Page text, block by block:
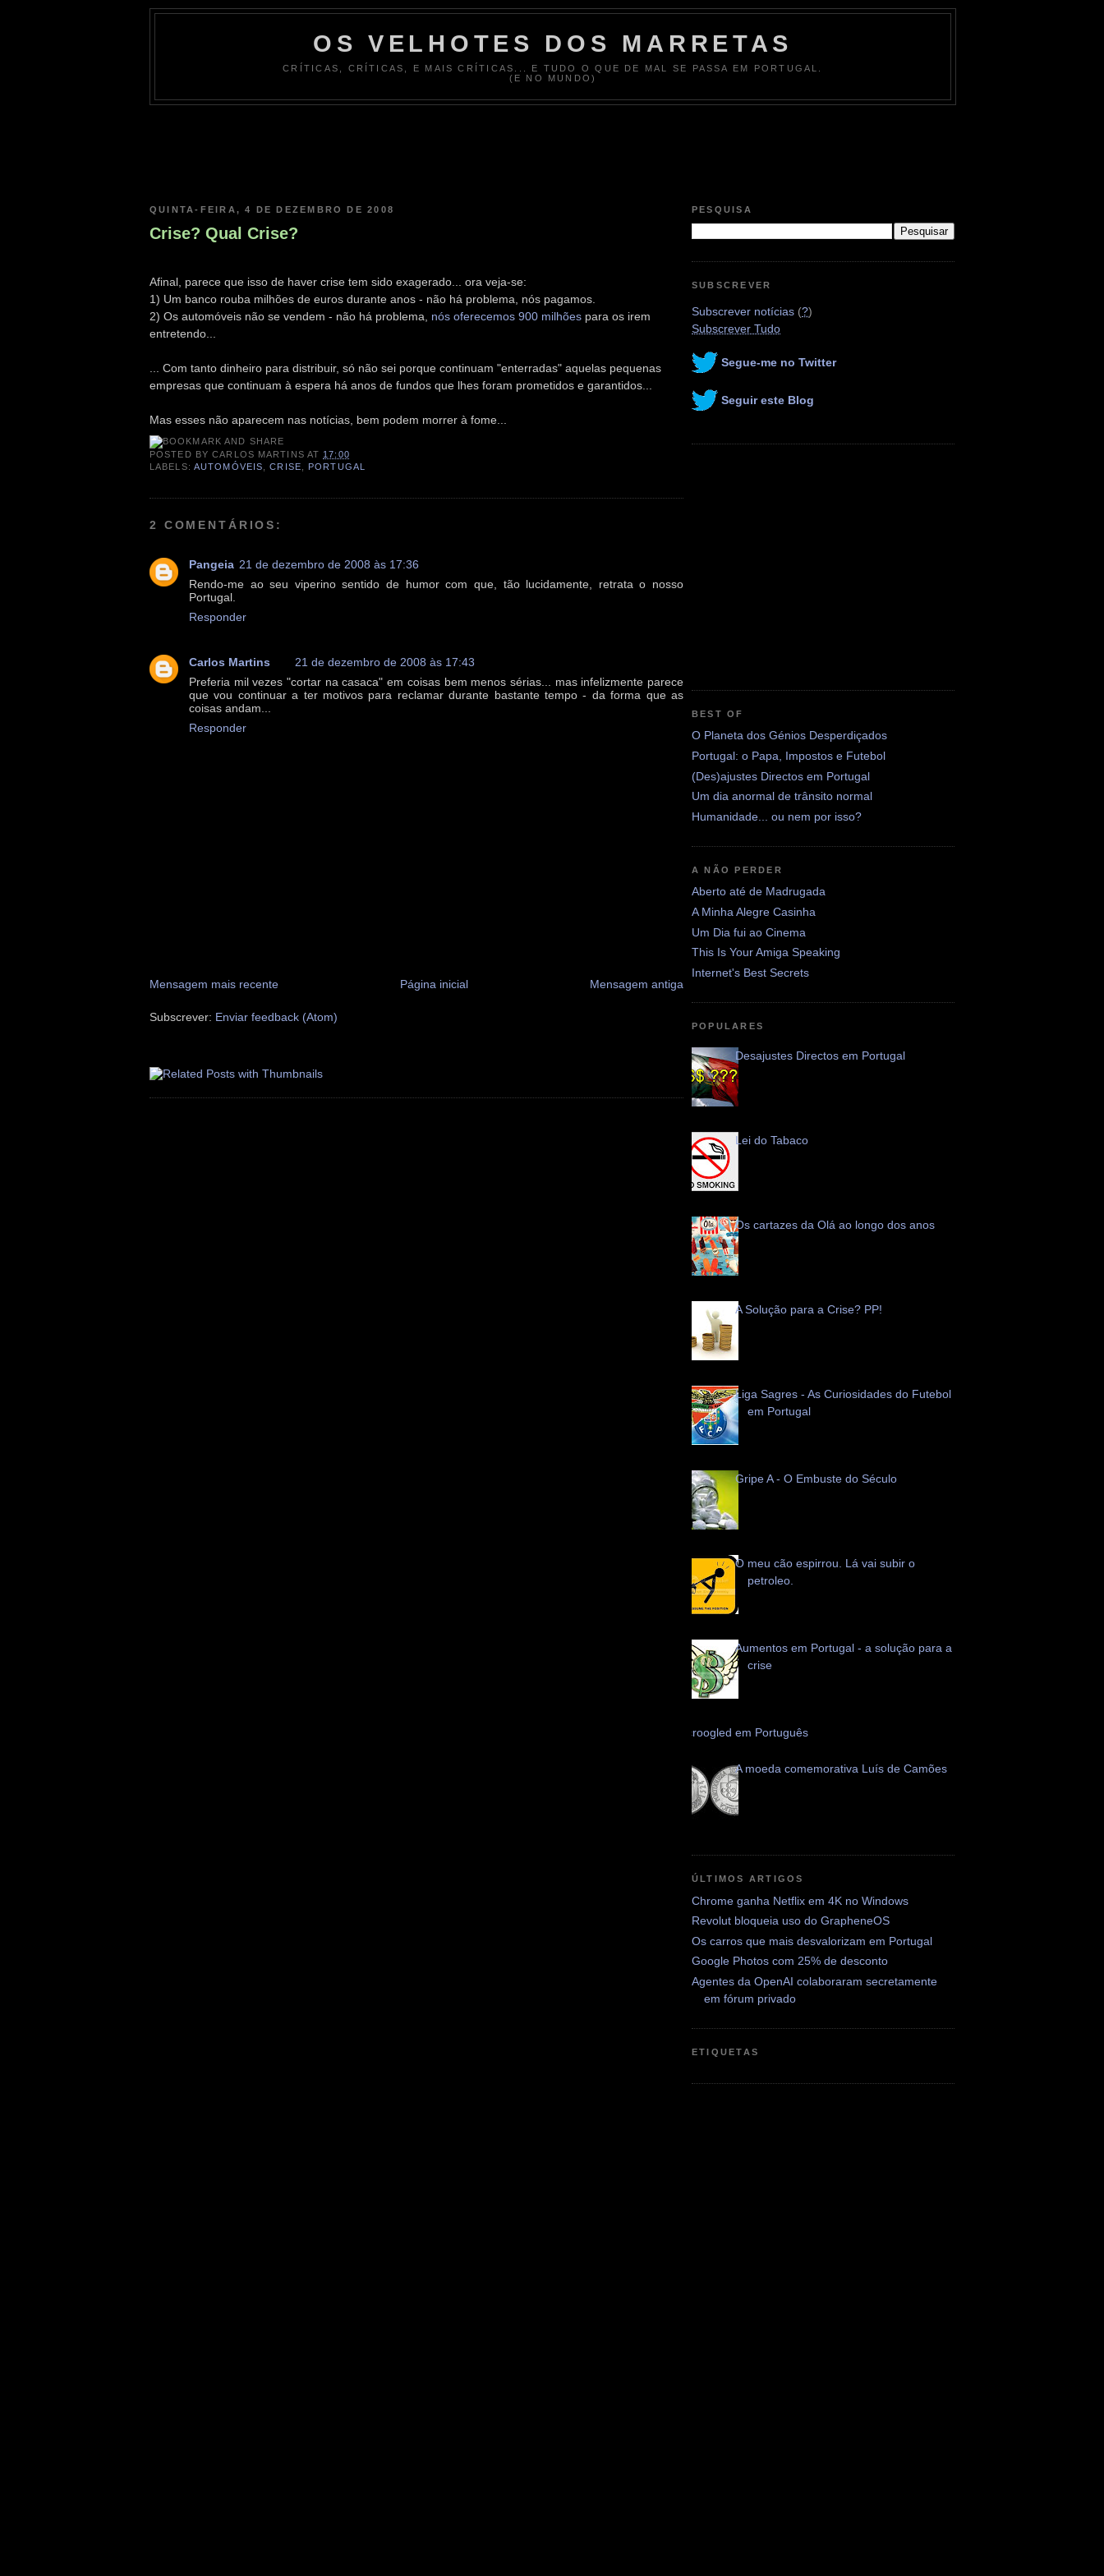
OS VELHOTES DOS MARRETAS
CRÍTICAS, CRÍTICAS, E MAIS CRÍTICAS... E TUDO O QUE DE MAL SE PASSA EM PORTUGAL.
(E NO MUNDO)
QUINTA-FEIRA, 4 DE DEZEMBRO DE 2008
Crise? Qual Crise?
Afinal, parece que isso de haver crise tem sido exagerado... ora veja-se:
1) Um banco rouba milhões de euros durante anos - não há problema, nós pagamos.
2) Os automóveis não se vendem - não há problema, nós oferecemos 900 milhões para os irem
entretendo...
... Com tanto dinheiro para distribuir, só não sei porque continuam "enterradas" aquelas pequenas
empresas que continuam à espera há anos de fundos que lhes foram prometidos e garantidos...
Mas esses não aparecem nas notícias, bem podem morrer à fome...
POSTED BYCARLOS MARTINS AT 17:00
LABELS: AUTOMÓVEIS ,CRISE PORTUGAL
2 COMENTÁRIOS:
Pangeia 21 de dezembro de 2008 às 17:36
Rendo-me ao seu viperino sentido de humor com que, tão lucidamente, retrata o nosso
Portugal.
Responder
Carlos Martins
21 de dezembro de 2008 às 17:43
Preferia mil vezes "cortar na casaca" em coisas bem menos sérias... mas infelizmente parece
que vou continuar a ter motivos para reclamar durante bastante tempo - da forma que as
coisas andam...
Responder
Mensagem mais recente Mensagem antiga
Página inicial
Subscrever: Enviar feedback (Atom)
PESQUISA
SUBSCREVER
Subscrever notícias (?)
Subscrever Tudo
Segue-me no Twitter
Seguir este Blog
BEST OF
O Planeta dos Génios Desperdiçados
Portugal: o Papa, Impostos e Futebol
(Des)ajustes Directos em Portugal
Um dia anormal de trânsito normal
Humanidade... ou nem por isso?
A NÃO PERDER
Aberto até de Madrugada
A Minha Alegre Casinha
Um Dia fui ao Cinema
This Is Your Amiga Speaking
Internet's Best Secrets
POPULARES
Desajustes Directos em Portugal
Lei do Tabaco
Os cartazes da Olá ao longo dos anos
A Solução para a Crise? PP!
Liga Sagres - As Curiosidades do Futebol
em Portugal
Gripe A - O Embuste do Século
O meu cão espirrou. Lá vai subir o
petroleo.
Aumentos em Portugal - a solução para a
crise
Scroogled em Português
A moeda comemorativa Luís de Camões
ÚLTIMOS ARTIGOS
Chrome ganha Netflix em 4K no Windows
Revolut bloqueia uso do GrapheneOS
Os carros que mais desvalorizam em Portugal
Google Photos com 25% de desconto
Agentes da OpenAI colaboraram secretamente
em fórum privado
ETIQUETAS